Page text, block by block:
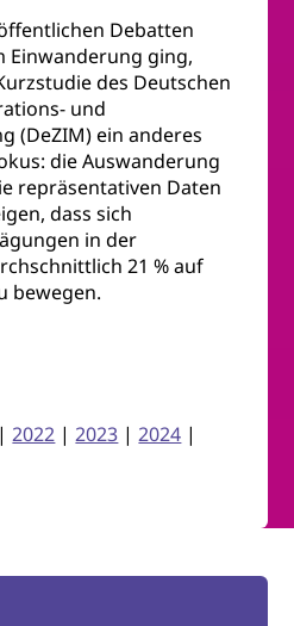
Debatten
Einwanderung ging,
des Deutschen
und
(DeZIM) ein anderes
die Auswanderung
repräsentativen Daten
dass sich
in der
21 % auf
bewegen.
|2022 |2023 |2024 |